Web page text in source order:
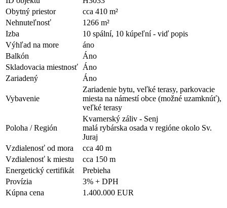
Obytný priestor
cca 410 m²
Nehnuteľnosť
1266 m²
Izba
10 spální, 10 kúpeľní - viď popis
Výhľad na more
áno
Balkón
Áno
Skladovacia miestnosť Áno
Zariadený
Áno
Vybavenie
Zariadenie bytu, veľké terasy, parkovacie
miesta na námestí obce (možné uzamknúť),
veľké terasy
Poloha / Región
Kvarnerský záliv - Senj
malá rybárska osada v regióne okolo Sv.
Juraj
Vzdialenosť od mora
cca 40 m
Vzdialenosť k miestu
cca 150 m
Energetický certifikát
Prebieha
Provízia
3% + DPH
Kúpna cena
1.400.000 EUR